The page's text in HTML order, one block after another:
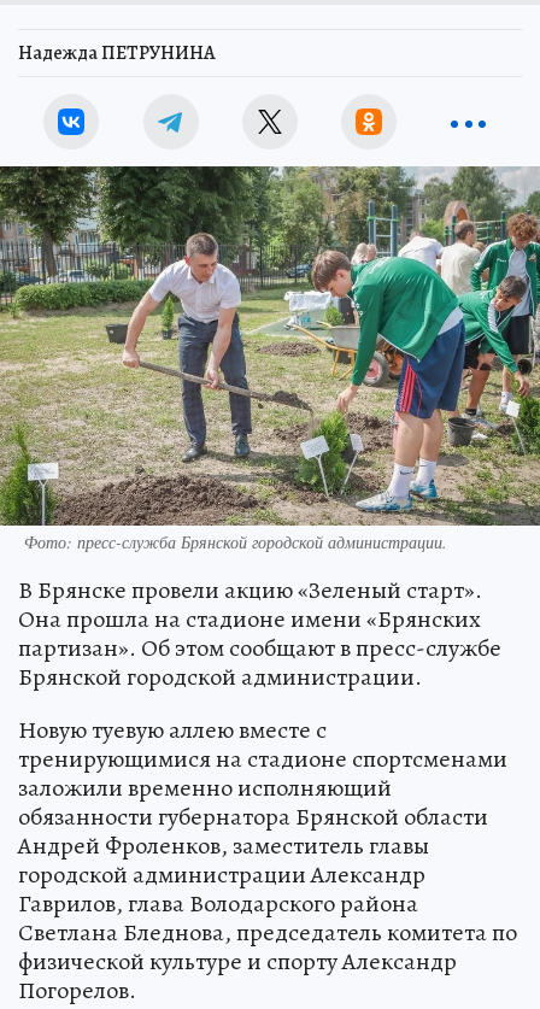
Надежда ПЕТРУНИНА
Фото: пресс-служба Брянской городской администрации.
В Брянске провели акцию «Зеленый старт».
Она прошла на стадионе имени «Брянских
партизан». Об этом сообщают в пресс-службе
Брянской городской администрации.
Новую туевую аллею вместе с
тренирующимися на стадионе спортсменами
заложили временно исполняющий
обязанности губернатора Брянской области
Андрей Фроленков, заместитель главы
городской администрации Александр
Гаврилов, глава Володарского района
Светлана Бледнова, председатель комитета по
физической культуре и спорту Александр
Погорелов.